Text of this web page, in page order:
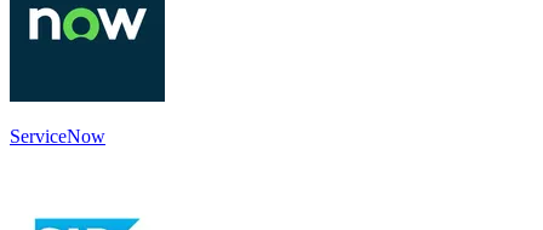
ServiceNow